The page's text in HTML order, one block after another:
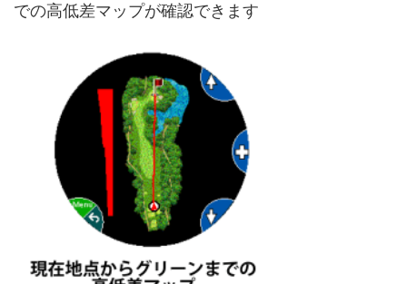
での高低差マップが確認できます